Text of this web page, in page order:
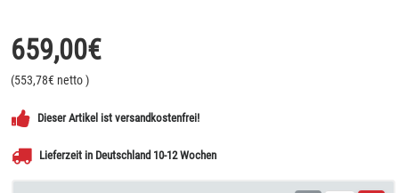
659,00€
(553,78€ netto)
Dieser Artikel ist versandkostenfrei!
Lieferzeit in Deutschland 10-12 Wochen